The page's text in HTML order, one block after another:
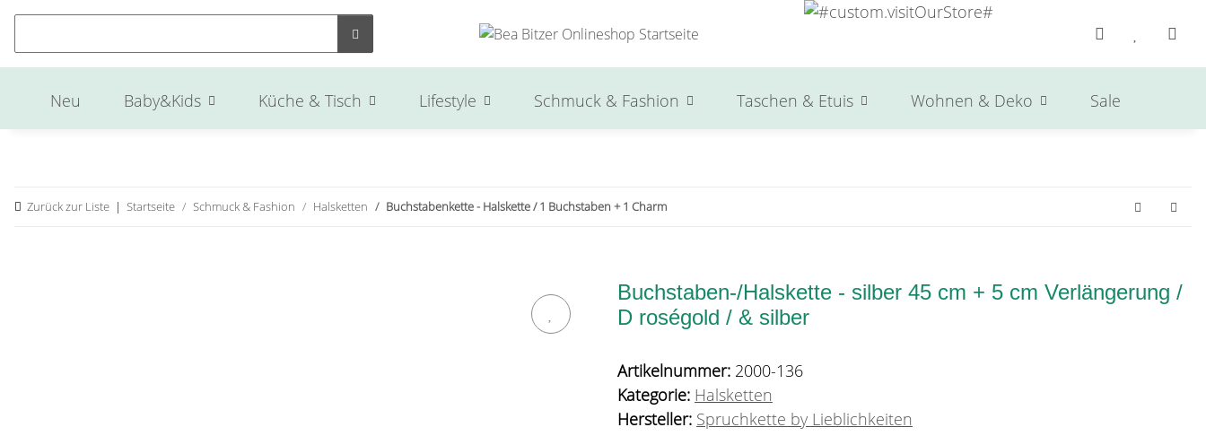
Neu Baby&Kids Küche & Tisch Lifestyle Schmuck & Fashion Taschen & Etuis Wohnen & Deko Sale
Zurück zur Liste Startseite Schmuck & Fashion Halsketten Buchstabenkette - Halskette / 1 Buchstaben + 1 Charm
Buchstaben-/Halskette - silber 45 cm + 5 cm Verlängerung /
D roségold / & silber
Artikelnummer: 2000-136
Kategorie: Halsketten
Hersteller: Spruchkette by Lieblichkeiten